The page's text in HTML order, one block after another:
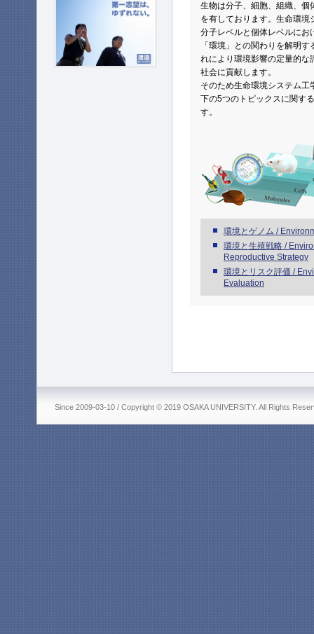
生物は分子、細胞、組織、個
を有しております。生命環境
分子レベルと個体レベルにお
「環境」との関わりを解明
れにより環境影響の定量的な
社会に貢献します。
そのため生命環境システム工
下の5つのトピックスに関す
す。
環境とゲノム /
環境と生殖戦略 /
Reproductive Strategy
環境とリスク評価 /
Evaluation
Since 2009-03-10 / Copyright © 2019 OSAKA UNIVERSITY. All Rights